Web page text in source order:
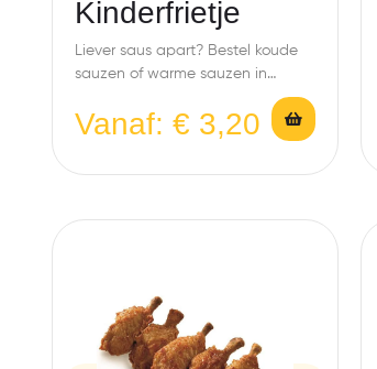
Kinderfrietje
Liever saus apart? Bestel koude
sauzen of warme sauzen in
Vanaf: € 3,20